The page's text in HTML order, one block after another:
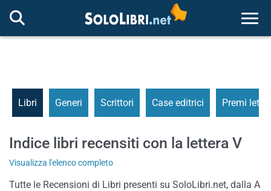
Libri Generi Scrittori Case editrici Premi
Indice libri recensiti con la lettera V
Visualizza l'elenco completo
Tutte le Recensioni di Libri presenti su SoloLibri.net, dalla A